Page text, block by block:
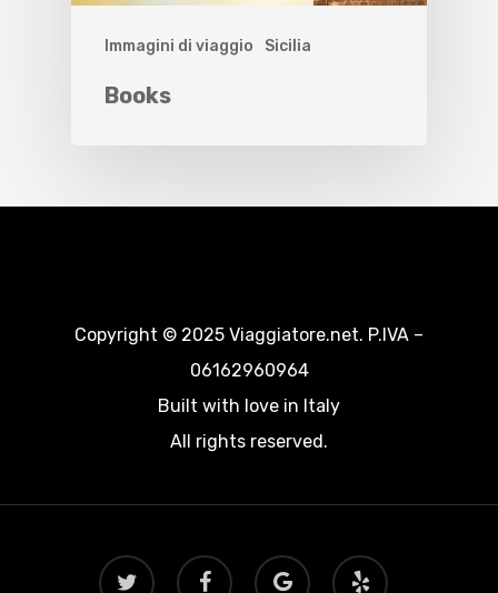
Immagini di viaggio Sicilia
Books
Copyright © 2025 Viaggiatore.net. P.IVA –
06162960964
Built with love in Italy
All rights reserved.
twitter facebook
google-
yelp